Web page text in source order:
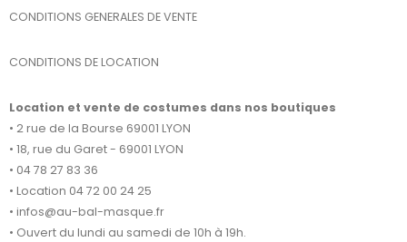
CONDITIONS GENERALES DE VENTE
CONDITIONS DE LOCATION
Location et vente de costumes dans nos boutiques
• 2 rue de la Bourse 69001 LYON
• 18, rue du Garet - 69001 LYON
• 04 78 27 83 36
• Location 04 72 00 24 25
• infos@au-bal-masque.fr
• Ouvert du lundi au samedi de 10h à 19h.